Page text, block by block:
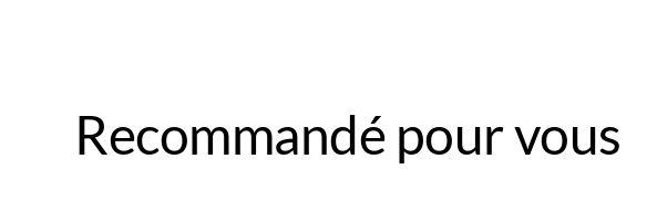
Recommandé pour vous